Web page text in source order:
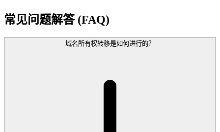
常见问题解答 (FAQ)
域名所有权转移是如何进行的？